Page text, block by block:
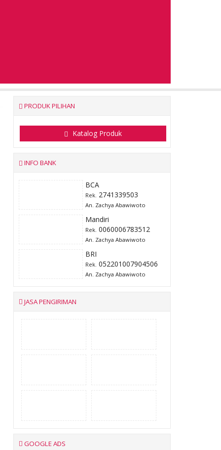
PRODUK PILIHAN
Katalog Produk
INFO BANK
BCA
Rek. 2741339503
An. Zachya Abawiwoto
Mandiri
Rek. 0060006783512
An. Zachya Abawiwoto
BRI
Rek. 052201007904506
An. Zachya Abawiwoto
JASA PENGIRIMAN
GOOGLE ADS